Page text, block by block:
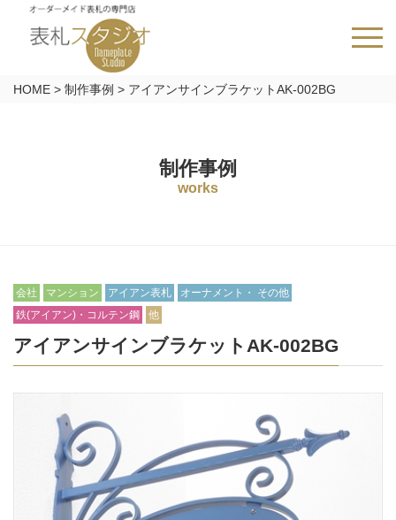
HOME > 制作事例 > アイアンサインブラケットAK-002BG
制作事例
works
会社 マンション アイアン表札
オーナメント・ その他
鉄(アイアン)・コルテン鋼
他
アイアンサインブラケットAK-002BG